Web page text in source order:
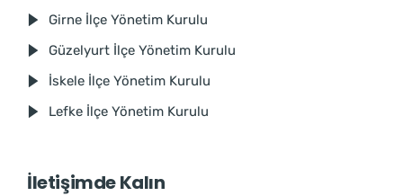
Girne İlçe Yönetim Kurulu
Güzelyurt İlçe Yönetim Kurulu
İskele İlçe Yönetim Kurulu
Lefke İlçe Yönetim Kurulu
İletişimde Kalın